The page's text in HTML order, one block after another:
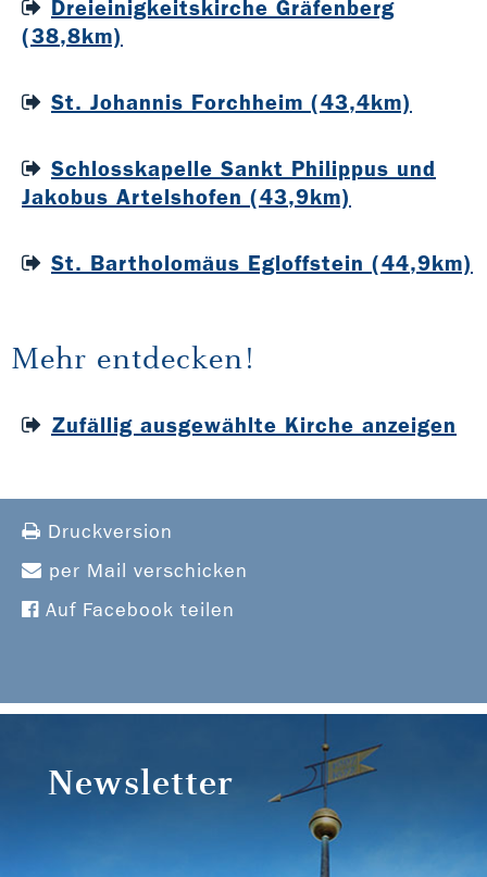
Dreieinigkeitskirche Gräfenberg
(38,8km)
St. Johannis Forchheim (43,4km)
Schlosskapelle Sankt Philippus und
Jakobus Artelshofen (43,9km)
St. Bartholomäus Egloffstein (44,9km)
Mehr entdecken!
Zufällig ausgewählte Kirche anzeigen
Druckversion
per Mail verschicken
Auf Facebook teilen
Newsletter